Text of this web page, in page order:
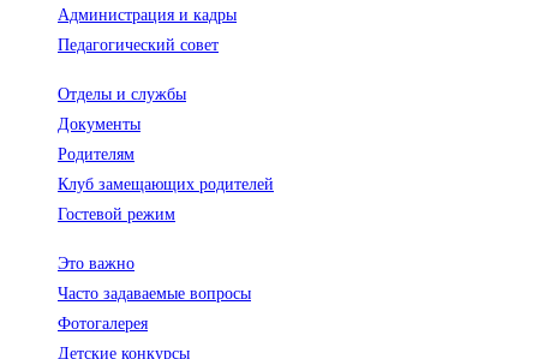
Администрация и кадры
Педагогический совет
Отделы и службы
Документы
Родителям
Клуб замещающих родителей
Гостевой режим
Это важно
Часто задаваемые вопросы
Фотогалерея
Детские конкурсы